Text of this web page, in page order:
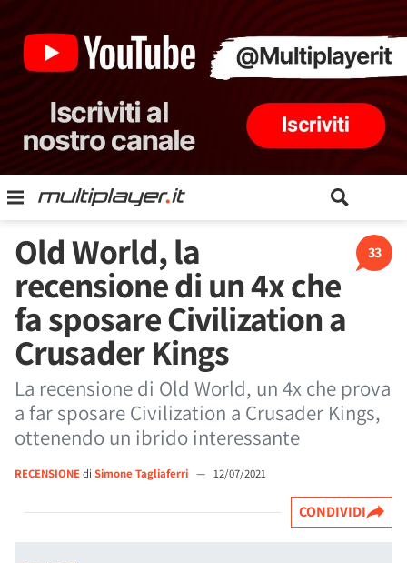
33
Old World, la
recensione di un 4x che
fa sposare Civilization a
Crusader Kings
La recensione di Old World, un 4x che prova
a far sposare Civilization a Crusader Kings,
ottenendo un ibrido interessante
RECENSIONEdi Simone Tagliaferri — 12/07/2021
CONDIVIDI